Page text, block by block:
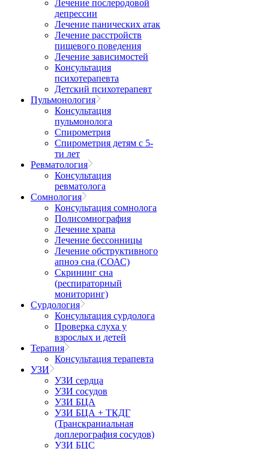
Лечение послеродовой
депрессии
Лечение панических атак
Лечение расстройств
пищевого поведения
Лечение зависимостей
Консультация
психотерапевта
Детский психотерапевт
Пульмонология
Консультация
пульмонолога
Спирометрия
Спирометрия детям с 5-
ти лет
Ревматология
Консультация
ревматолога
Сомнология
Консультация сомнолога
Полисомнография
Лечение храпа
Лечение бессонницы
Лечение обструктивного
апноэ сна (СОАС)
Скрининг сна
(респираторный
мониторинг)
Сурдология
Консультация сурдолога
Проверка слуха у
взрослых и детей
Терапия
Консультация терапевта
УЗИ
УЗИ сердца
УЗИ сосудов
УЗИ БЦА
УЗИ БЦА + ТКДГ
(Транскраниальная
доплерография сосудов)
УЗИ БЦС